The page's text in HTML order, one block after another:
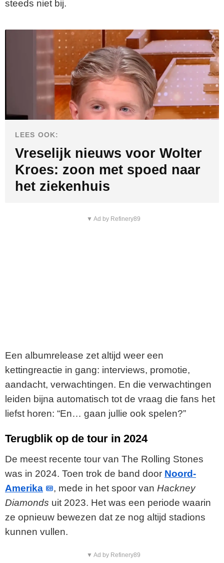
steeds niet bij.
LEES OOK:
Vreselijk nieuws voor Wolter
Kroes: zoon met spoed naar
het ziekenhuis
▼ Ad by Refinery89
Een albumrelease zet altijd weer een
kettingreactie in gang: interviews, promotie,
aandacht, verwachtingen. En die verwachtingen
leiden bijna automatisch tot de vraag die fans het
liefst horen: “En… gaan jullie ook spelen?”
Terugblik op de tour in 2024
De meest recente tour van The Rolling Stones
was in 2024. Toen trok de band door Noord-
Amerika
, mede in het spoor vanHackney
Diamonds uit 2023. Het was een periode waarin
ze opnieuw bewezen dat ze nog altijd stadions
kunnen vullen.
▼ Ad by Refinery89